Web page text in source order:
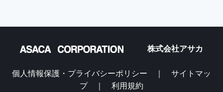
株式会社アサカ
個人情報保護・プライバシーポリシー ｜ サイトマッ
プ ｜ 利用規約